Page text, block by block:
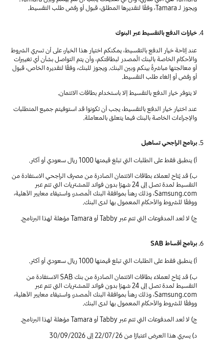
ويجوز لـ Tamara، وفقًا لتقديرها المطلق، قبول أو رفض طلب التقسيط.
خيارات الدفع بالتقسيط عبر البنوك
عند إتاحة خيار الدفع بالتقسيط، يمكنكم اختيار هذا الخيار، على أن تسري الشروط
والأحكام الخاصة بالبنك المُصدر لبطاقتكم، وأن يتم التواصل بشأن أي تغييرات
أو معالجتها مباشرةً بينكم وبين البنك. ويجوز للبنك، وفقًا لتقديره الخاص، قبول
أو رفض أو إلغاء طلب التقسيط.
لا يتوفر خيار الدفع بالتقسيط إلا باستخدام بطاقات الائتمان.
عند اختيار خيار الدفع بالتقسيط، يجب أن تكونوا قد استوفيتم جميع المتطلبات
والإجراءات الخاصة بالبنك فيما يتعلق بالمعاملة.
برنامج الراجحي تساهيل
أ) ينطبق فقط على الطلبات التي تبلغ قيمتها 1000 ريال سعودي أو أكثر.
ب) قد يُتاح لعملاء بطاقات الائتمان الصادرة من مصرف الراجحي الاستفادة من
التقسيط لمدة تصل إلى 24 شهرًا بدون فوائد للمشتريات التي تتم عبر
Samsung.com، وذلك رهناً بموافقة البنك المُصدر، واستيفاء معايير الأهلية،
ووفقًا للشروط والأحكام المعمول بها لدى البنك.
ج) لا تُعد المدفوعات التي تتم عبر Tabby أو Tamara مؤهلة لهذا البرنامج.
برنامج أقساط SAB
أ) ينطبق فقط على الطلبات التي تبلغ قيمتها 1000 ريال سعودي أو أكثر.
ب) قد يُتاح لعملاء بطاقات الائتمان الصادرة من بنك SAB الاستفادة من
التقسيط لمدة تصل إلى 24 شهرًا بدون فوائد للمشتريات التي تتم عبر
Samsung.com، وذلك رهناً بموافقة البنك المُصدر، واستيفاء معايير الأهلية،
ووفقًا للشروط والأحكام المعمول بها لدى البنك.
ج) لا تُعد المدفوعات التي تتم عبر Tabby أو Tamara مؤهلة لهذا البرنامج.
د) يسري هذا العرض اعتبارًا من 22/07/26 إلى 30/09/2026